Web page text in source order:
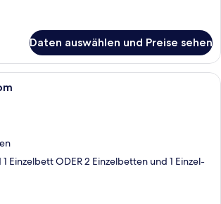
Daten auswählen und Preise sehen
Minibar (mit einigen kostenlosen
Einzelbett ODER 2 Einzelbetten und 1 Einzel-